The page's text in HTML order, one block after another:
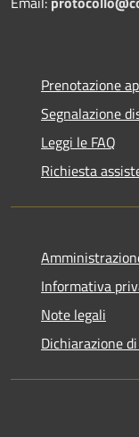
Prenotazione
Segnalazione
Leggi le FAQ
Richiesta
Informativa
Note legali
Dichiarazione